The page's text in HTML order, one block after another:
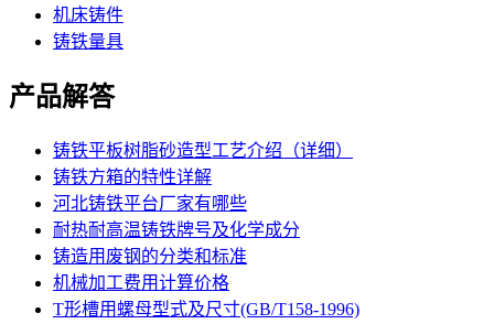
机床铸件
铸铁量具
产品解答
铸铁平板树脂砂造型工艺介绍（详细）
铸铁方箱的特性详解
河北铸铁平台厂家有哪些
耐热耐高温铸铁牌号及化学成分
铸造用废钢的分类和标准
机械加工费用计算价格
T形槽用螺母型式及尺寸(GB/T158-1996)